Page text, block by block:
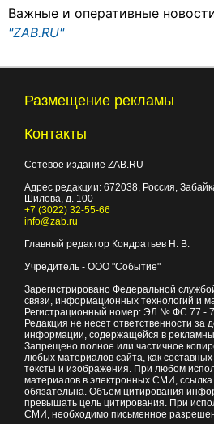
Важные и оперативные
"ZAB.RU"
Размещение рекламы
Контакты
Сетевое издание ZAB.RU
Адрес редакции: 672038, Россия,
Шилова, д. 100
+7 (3022) 32-55-66
info@zab.ru
Главный редактор Кондратьев Н. В.
Учредитель - ООО "Событие"
Зарегистрировано Федеральной
связи, информационных технологий и
Регистрационный номер: ЭЛ № ФС 77 -
Редакция не несет ответственности за
информации, содержащейся в
Запрещено полное или частичное
любых материалов сайта, как
тексты и изображения. При любом
материалов в электронных СМИ,
обязательна. Объем цитирования
превышать цель цитирования. При
СМИ, необходимо письменное